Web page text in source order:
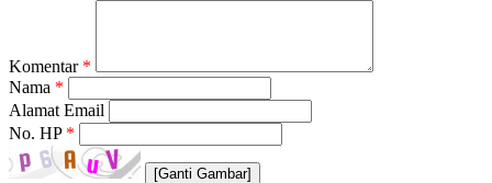
Komentar *
Nama *
Alamat Email
No. HP *
[Ganti Gambar]